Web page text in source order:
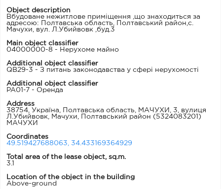
Object description
Вбудоване нежитлове приміщення ,що знаходиться за
адресою: Полтавська область, Полтавський район,с.
Мачухи, вул. Л.Убийвовк ,буд.3
Main object classifier
04000000-8 - Нерухоме майно
Additional object classifier
QB29-3 - З питань законодавства у сфері нерухомості
Additional object classifier
PA01-7 - Оренда
Address
38754, Україна, Полтавська область, МАЧУХИ, 3, вулиця
Л.Убийвовк, Мачухи, Полтавський район (5324083201)
МАЧУХИ
Coordinates
49.519427688063, 34.433169364929
Total area of the lease object, sq.m.
3.1
Location of the object in the building
Above-ground